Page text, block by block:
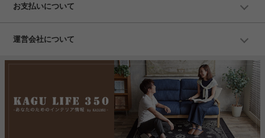
お支払いについて
運営会社について